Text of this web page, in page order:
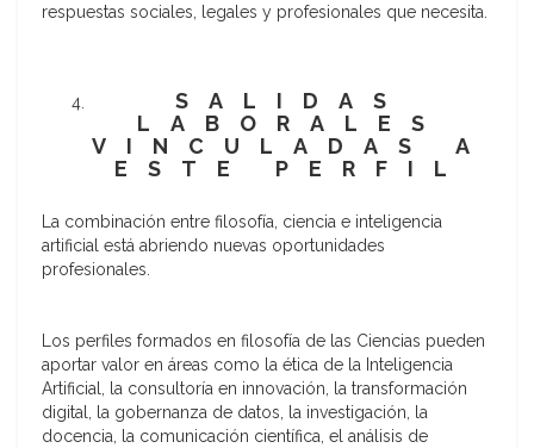
respuestas sociales, legales y profesionales que necesita.
SALIDAS
LABORALES
VINCULADAS A
ESTE PERFIL
La combinación entre filosofía, ciencia e inteligencia
artificial está abriendo nuevas oportunidades
profesionales.
Los perfiles formados en filosofía de las Ciencias pueden
aportar valor en áreas como la ética de la Inteligencia
Artificial, la consultoría en innovación, la transformación
digital, la gobernanza de datos, la investigación, la
docencia, la comunicación científica, el análisis de